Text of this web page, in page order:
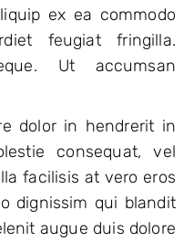
ex ea commodo
feugiat fringilla.
Ut accumsan
dolor in hendrerit in
consequat, vel
facilisis at vero eros
dignissim qui blandit
augue duis dolore